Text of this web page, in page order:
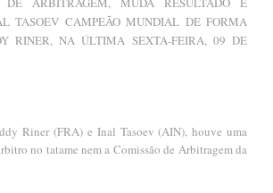
TASOEV CAMPEÃO MUNDIAL DE FORMA
RINER, NA ÚLTIMA SEXTA-FEIRA, 09 DE
Riner (FRA) e Inal Tasoev (AIN), houve uma
no tatame nem a Comissão de Arbitragem da